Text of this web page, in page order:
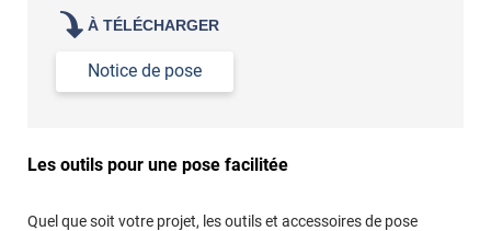
À TÉLÉCHARGER
Notice de pose
Les outils pour une pose facilitée
Quel que soit votre projet, les outils et accessoires de pose